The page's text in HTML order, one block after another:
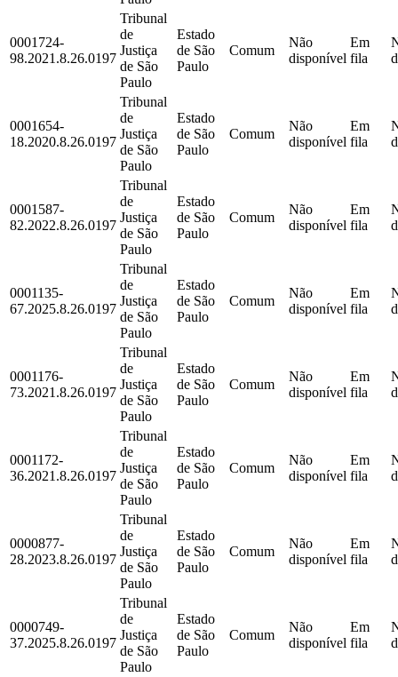
0001724-
98.2021.8.26.0197
Tribunal
de
Justiça
de São
Paulo
Estado
de São
Paulo
Comum
Não
disponível
Em
fila
0001654-
18.2020.8.26.0197
Tribunal
de
Justiça
de São
Paulo
Estado
de São
Paulo
Comum
Não
disponível
Em
fila
0001587-
82.2022.8.26.0197
Tribunal
de
Justiça
de São
Paulo
Estado
de São
Paulo
Comum
Não
disponível
Em
fila
0001135-
67.2025.8.26.0197
Tribunal
de
Justiça
de São
Paulo
Estado
de São
Paulo
Comum
Não
disponível
Em
fila
0001176-
73.2021.8.26.0197
Tribunal
de
Justiça
de São
Paulo
Estado
de São
Paulo
Comum
Não
disponível
Em
fila
0001172-
36.2021.8.26.0197
Tribunal
de
Justiça
de São
Paulo
Estado
de São
Paulo
Comum
Não
disponível
Em
fila
0000877-
28.2023.8.26.0197
Tribunal
de
Justiça
de São
Paulo
Estado
de São
Paulo
Comum
Não
disponível
Em
fila
0000749-
37.2025.8.26.0197
Tribunal
de
Justiça
de São
Paulo
Estado
de São
Paulo
Comum
Não
disponível
Em
fila